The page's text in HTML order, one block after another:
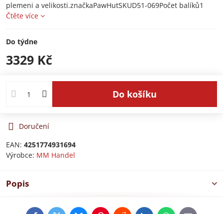
plemeni a velikosti.značkaPawHutSKUD51-069Počet balíků1
Čtěte více
Do týdne
3329 Kč
Do košíku
Doručení
EAN: 4251774931694
Výrobce: MM Handel
Popis